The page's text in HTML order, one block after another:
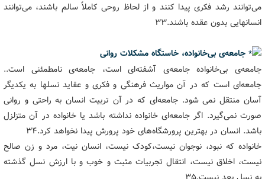
می‌توانند رشد فکری پیدا کنند و از لحاظ روحی کاملاً سالم باشند، می‌توانند
انسانهایی بدون عقده باشند.۳۳
جامعه‌ی بی‌خانواده، خاستگاه مشکلات روانی
جامعه‌ی بی‌خانواده جامعه‌ی آشفته‌ای است، جامعه‌ی نامطمئنی است..
جامعه‌ای است که در آن مواریث فرهنگی و فکری و عقاید نسلها به یکدیگر
آسان منتقل نمی شود. جامعه‌ای که در آن تربیت انسان به راحتی و روانی
صورت نمی‌گیرد. اگر جامعه‌ای خانواده نداشته باشد یا خانواده در آن متزلزل
باشد. انسان در بهترین پرورشگاه‌های خود پرورش پیدا نخواهد کرد.۳۴
خانواده که نبود، نوجوان نیست،کودک نیست، انسان نیت، مرد و زن صالح
نیست، اخلاق نیست، انتقال تجربیات مثبت و خوب و با ارزش نسل گذشته